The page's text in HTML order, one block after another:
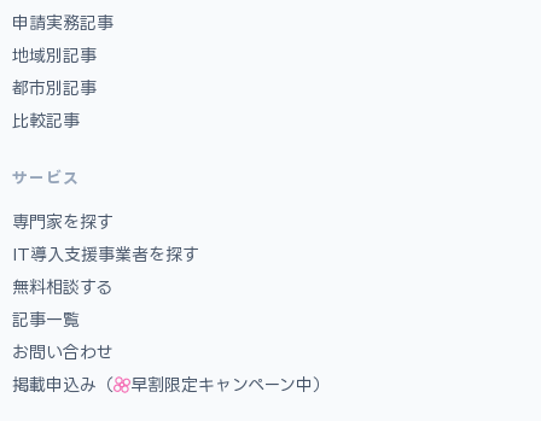
申請実務記事
地域別記事
都市別記事
比較記事
サービス
専門家を探す
IT導入支援事業者を探す
無料相談する
記事一覧
お問い合わせ
掲載申込み（
早割限定キャンペーン中）